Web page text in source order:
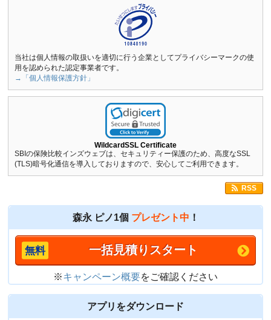
当社は個人情報の取扱いを適切に行う企業としてプライバシーマークの使
用を認められた認定事業者です。
→「個人情報保護方針」
WildcardSSL Certificate
SBIの保険比較インズウェブは、セキュリティー保護のため、高度なSSL
(TLS)暗号化通信を導入しておりますので、安心してご利用できます。
RSS
森永 ピノ1個 プレゼント中 ！
一括見積りスタート
※キャンペーン概要をご確認ください
アプリをダウンロード